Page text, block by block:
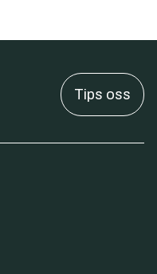
Tips oss